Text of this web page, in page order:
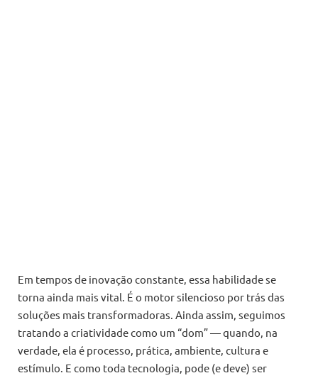
Em tempos de inovação constante, essa habilidade se
torna ainda mais vital. É o motor silencioso por trás das
soluções mais transformadoras. Ainda assim, seguimos
tratando a criatividade como um “dom” — quando, na
verdade, ela é processo, prática, ambiente, cultura e
estímulo. E como toda tecnologia, pode (e deve) ser